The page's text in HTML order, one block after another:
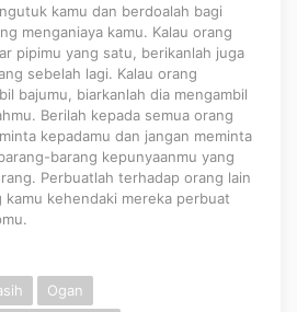
kamu dan berdoalah bagi
menganiaya kamu. Kalau orang
pipimu yang satu, berikanlah juga
sebelah lagi. Kalau orang
bajumu, biarkanlah dia mengambil
Berilah kepada semua orang
kepadamu dan jangan meminta
barang kepunyaanmu yang
Perbuatlah terhadap orang lain
kamu kehendaki mereka perbuat
Ogan